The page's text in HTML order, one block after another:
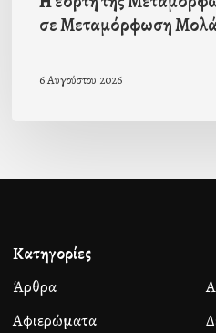
σε Μεταμόρφωση
6 Αυγούστου 2026
Κατηγορίες
Άρθρα
Αφιερώματα